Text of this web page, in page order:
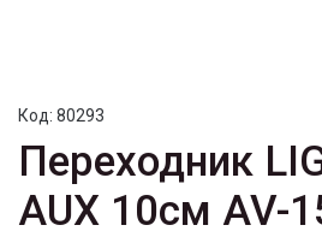
Код: 80293
Переходник
AUX 10см AV-